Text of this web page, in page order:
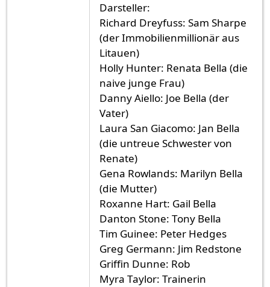
Darsteller:
Richard Dreyfuss: Sam Sharpe
(der Immobilienmillionär aus
Litauen)
Holly Hunter: Renata Bella (die
naive junge Frau)
Danny Aiello: Joe Bella (der
Vater)
Laura San Giacomo: Jan Bella
(die untreue Schwester von
Renate)
Gena Rowlands: Marilyn Bella
(die Mutter)
Roxanne Hart: Gail Bella
Danton Stone: Tony Bella
Tim Guinee: Peter Hedges
Greg Germann: Jim Redstone
Griffin Dunne: Rob
Myra Taylor: Trainerin